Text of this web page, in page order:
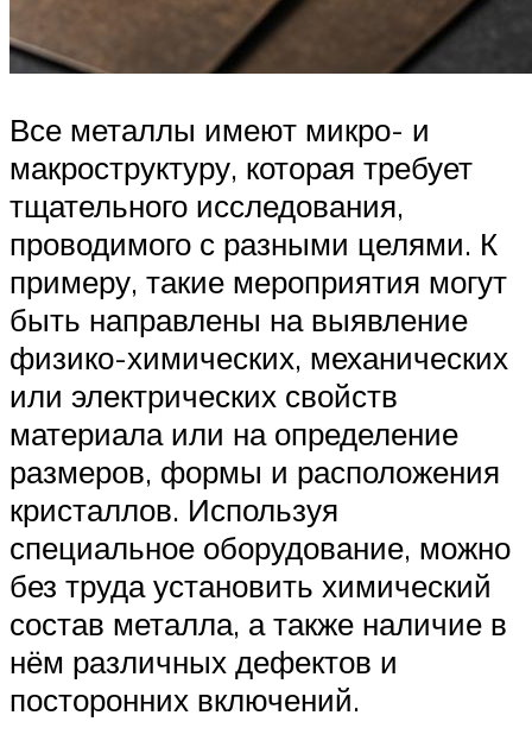
Все металлы имеют микро- и
макроструктуру, которая требует
тщательного исследования,
проводимого с разными целями. К
примеру, такие мероприятия могут
быть направлены на выявление
физико-химических, механических
или электрических свойств
материала или на определение
размеров, формы и расположения
кристаллов. Используя
специальное оборудование, можно
без труда установить химический
состав металла, а также наличие в
нём различных дефектов и
посторонних включений.